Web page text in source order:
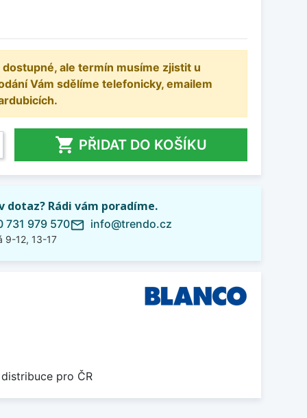
ale termín musíme zjistit u
Vám sdělíme telefonicky, emailem
 PŘIDAT DO KOŠÍKU
dotaz? Rádi vám poradíme.
731 979 570
9-12, 13-17
mail_outline info@trendo.cz
pro ČR